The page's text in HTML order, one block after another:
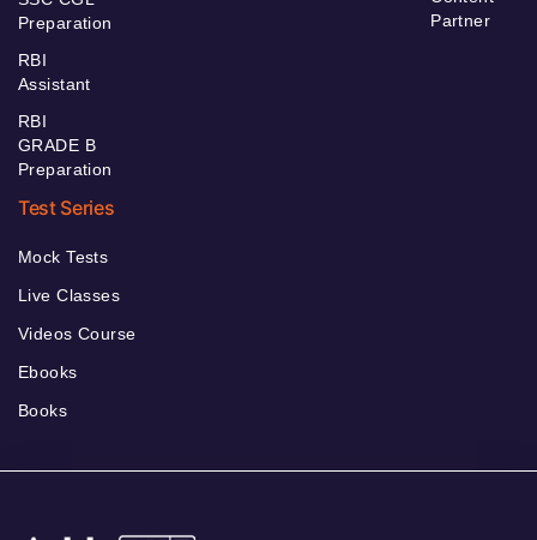
Preparation
RBI
Assistant
RBI
GRADE B
Preparation
Partner
Test Series
Mock Tests
Live Classes
Videos Course
Ebooks
Books